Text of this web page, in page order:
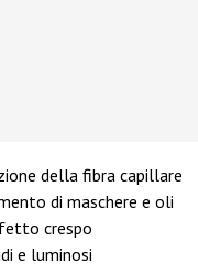
della fibra capillare
di maschere e oli
crespo
e luminosi